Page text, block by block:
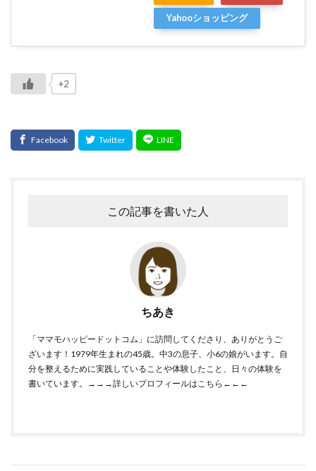
Yahooショッピング
+2
この記事を書いた人
ちあき
「ママモハッピードットコム」に訪問してくださり、ありがとうご
ざいます！1979年生まれの45歳。中3の息子、小6の娘がいます。自
分を整えるために実践していることや体験したこと、日々の体験を
書いています。
→→→詳しいプロフィールはこちら←←←